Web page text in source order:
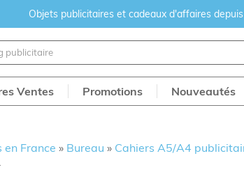
Objets publicitaires et cadeaux d'affaires
Ventes Promotions Nouveautés
France » Bureau » Cahiers A5/A4